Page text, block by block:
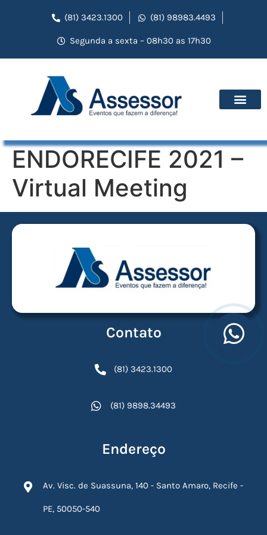
(81) 3423.1300 (81) 98983.4493
Segunda a sexta – 08h30 as 17h30
ENDORECIFE 2021 –
Virtual Meeting
Contato
(81) 3423.1300
(81) 9898.34493
Endereço
Av. Visc. de Suassuna, 140 - Santo Amaro, Recife -
PE, 50050-540